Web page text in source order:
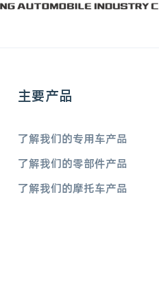
主要产品
了解我们的专用车产品
了解我们的零部件产品
了解我们的摩托车产品